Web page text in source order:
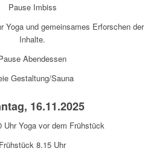
Pause Imbiss
Yoga und gemeinsames Erforschen der
Inhalte.
Abendessen
Gestaltung/Sauna
16.11.2025
Uhr Yoga vor dem Frühstück
Frühstück 8.15 Uhr